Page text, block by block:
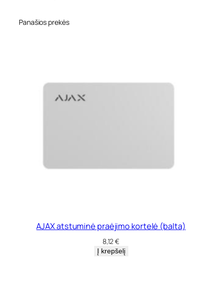
Panašios prekės
AJAX atstuminė praėjimo kortelė (balta)
8,12€
Į krepšelį